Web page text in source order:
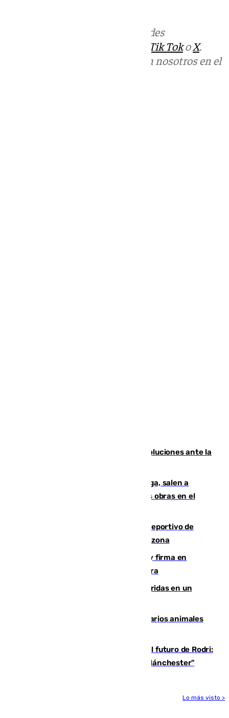
en las redes
Tik TokoX.
Puedes ponerte en contacto con nosotros en el
Más de 15.000 ceutíes claman por soluciones ante la
Los vecinos de Pedregalejo en Málaga, salen a
protestar en contra del resultado de las obras en el
Un incendio en un local del puerto deportivo de
Fuengirola genera una gran susto en la zona
Daniel Mérida derriba a Griekspoor y firma en
Montreal el mejor resultado de su carrera
Dos personas mueren y tres son heridas en un
Estudiarán el comportamiento de varios animales
Maresca evita pronunciarse sobre el futuro de Rodri:
"Por el momento, el viernes estará en Mánchester"
Lo más visto >